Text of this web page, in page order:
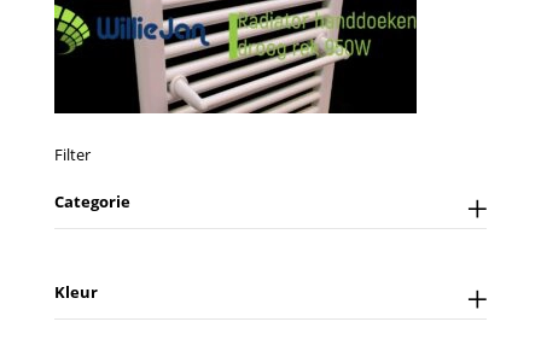
Filter
Categorie
Kleur